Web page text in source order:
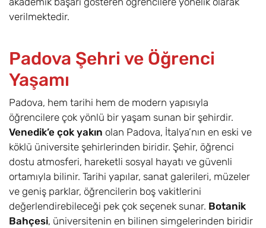
verilmektedir.
Padova Şehri ve Öğrenci
Yaşamı
Padova, hem tarihi hem de modern yapısıyla
öğrencilere çok yönlü bir yaşam sunan bir şehirdir.
Venedik’e çok yakın olan Padova, İtalya’nın en eski ve
köklü üniversite şehirlerinden biridir. Şehir, öğrenci
dostu atmosferi, hareketli sosyal hayatı ve güvenli
ortamıyla bilinir. Tarihi yapılar, sanat galerileri, müzeler
ve geniş parklar, öğrencilerin boş vakitlerini
değerlendirebileceği pek çok seçenek sunar. Botanik
Bahçesi, üniversitenin en bilinen simgelerinden biridir